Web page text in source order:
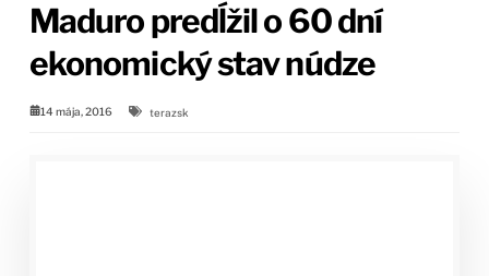
Maduro predĺžil o 60 dní
ekonomický stav núdze
14 mája, 2016 terazsk